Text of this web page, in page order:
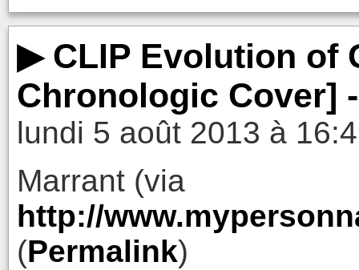
▶ CLIP Evolution of
Chronologic Cover]
lundi 5 août 2013 à
Marrant (via
http://
(Permalink)